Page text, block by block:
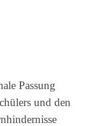
Passung
und den